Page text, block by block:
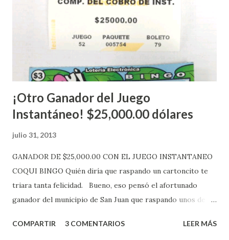
aquellos con jugadas anticipadas de los sorteos locales (
Loto, Revancha, Pega 2, Pega 3 Pega 4 ) se les informará
Mientras, que l...
¡Otro Ganador del Juego
Instantáneo! $25,000.00 dólares
julio 31, 2013
GANADOR DE $25,000.00 CON EL JUEGO INSTANTANEO
COQUI BINGO Quién diría que raspando un cartoncito te
triara tanta felicidad. Bueno, eso pensó el afortunado
ganador del municipio de San Juan que raspando unos de
obtuvo un premio de $25,000,00 dólares. Este es el anuncio
COMPARTIR 3 COMENTARIOS LEER MÁS